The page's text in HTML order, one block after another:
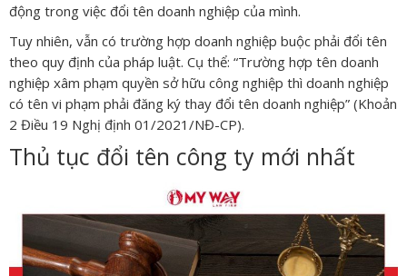
động trong việc đổi tên doanh nghiệp của mình.
Tuy nhiên, vẫn có trường hợp doanh nghiệp buộc phải đổi tên
theo quy định của pháp luật. Cụ thể: “Trường hợp tên doanh
nghiệp xâm phạm quyền sở hữu công nghiệp thì doanh nghiệp
có tên vi phạm phải đăng ký thay đổi tên doanh nghiệp” (Khoản
2 Điều 19 Nghị định 01/2021/NĐ-CP).
Thủ tục đổi tên công ty mới nhất